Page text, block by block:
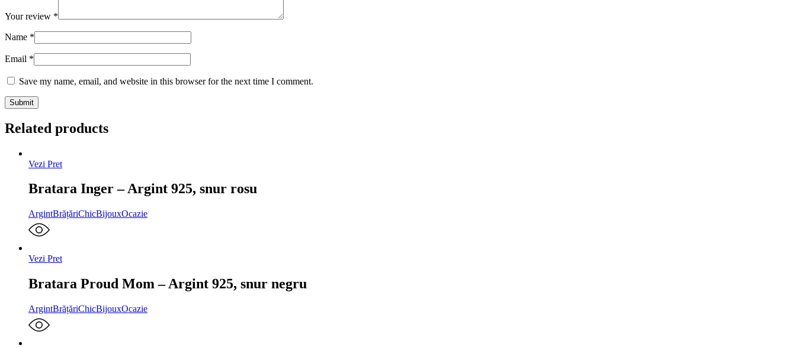
Your review *
Name *
Email *
Save my name, email, and website in this browser for the next time I comment.
Related products
Vezi Pret
Bratara Inger – Argint 925, snur rosu
ArgintBrățăriChicBijouxOcazie
Vezi Pret
Bratara Proud Mom – Argint 925, snur negru
ArgintBrățăriChicBijouxOcazie